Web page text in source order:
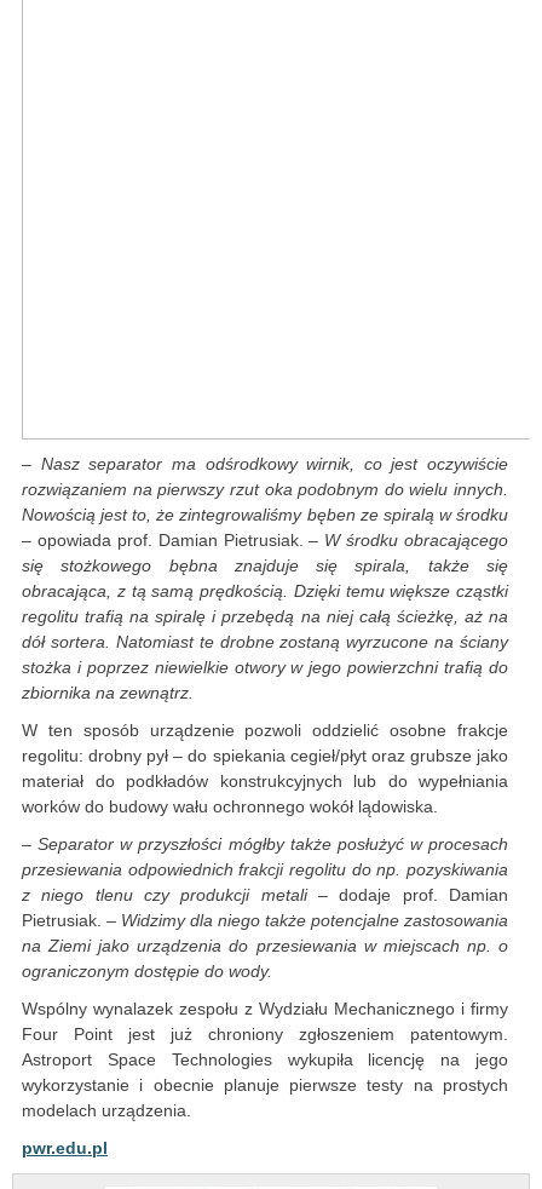
– Nasz separator ma odśrodkowy wirnik, co jest oczywiście
rozwiązaniem na pierwszy rzut oka podobnym do wielu innych.
Nowością jest to, że zintegrowaliśmy bęben ze spiralą w środku
– opowiada prof. Damian Pietrusiak.– W środku obracającego
się stożkowego bębna znajduje się spirala, także się
obracająca, z tą samą prędkością. Dzięki temu większe cząstki
regolitu trafią na spiralę i przebędą na niej całą ścieżkę, aż na
dół sortera. Natomiast te drobne zostaną wyrzucone na ściany
stożka i poprzez niewielkie otwory w jego powierzchni trafią do
zbiornika na zewnątrz.
W ten sposób urządzenie pozwoli oddzielić osobne frakcje
regolitu: drobny pył – do spiekania cegieł/płyt oraz grubsze jako
materiał do podkładów konstrukcyjnych lub do wypełniania
worków do budowy wału ochronnego wokół lądowiska.
– Separator w przyszłości mógłby także posłużyć w procesach
przesiewania odpowiednich frakcji regolitu do np. pozyskiwania
z niego tlenu czy produkcji metali– dodaje prof. Damian
Pietrusiak. – Widzimy dla niego także potencjalne zastosowania
na Ziemi jako urządzenia do przesiewania w miejscach np. o
ograniczonym dostępie do wody.
Wspólny wynalazek zespołu z Wydziału Mechanicznego i firmy
Four Point jest już chroniony zgłoszeniem patentowym.
Astroport Space Technologies wykupiła licencję na jego
wykorzystanie i obecnie planuje pierwsze testy na prostych
modelach urządzenia.
pwr.edu.pl